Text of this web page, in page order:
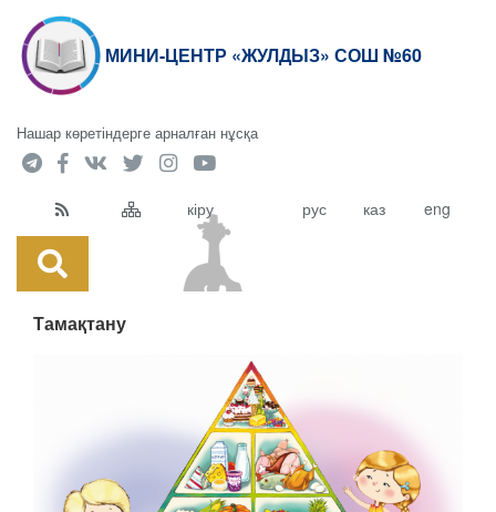
МИНИ-ЦЕНТР «ЖУЛДЫЗ» СОШ №60
Нашар көретіндерге арналған нұсқа
кіру рус каз eng
Тамақтану